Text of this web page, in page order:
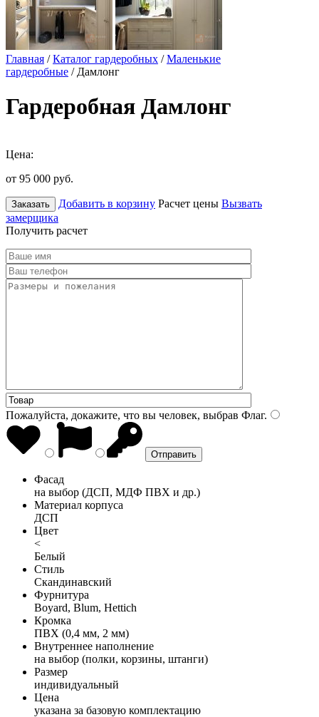
Главная /Каталог гардеробных /Маленькие
гардеробные / Дамлонг
Гардеробная Дамлонг
Цена:
от 95 000 руб.
Заказать Добавить в корзину Расчет цены Вызвать
замерщика
Получить расчет
Пожалуйста, докажите, что вы человек, выбрав Флаг.
Фасад
на выбор (ДСП, МДФ ПВХ и др.)
Материал корпуса
ДСП
Цвет
<
Белый
Стиль
Скандинавский
Фурнитура
Boyard, Blum, Hettich
Кромка
ПВХ (0,4 мм, 2 мм)
Внутреннее наполнение
на выбор (полки, корзины, штанги)
Размер
индивидуальный
Цена
указана за базовую комплектацию